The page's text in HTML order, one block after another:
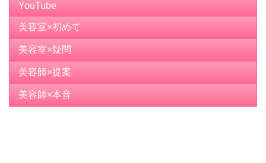
YouTube
美容室×初めて
美容室×疑問
美容師×提案
美容師×本音